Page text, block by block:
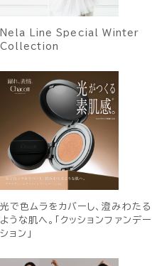
Nela Line Special Winter
Collection
光で色ムラをカバーし、澄みわたる
ような肌へ。「クッションファンデー
ション」